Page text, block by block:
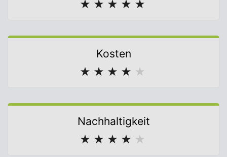
★ ★ ★ ★ ★
Kosten
★ ★ ★ ★ ★
Nachhaltigkeit
★ ★ ★ ★ ★